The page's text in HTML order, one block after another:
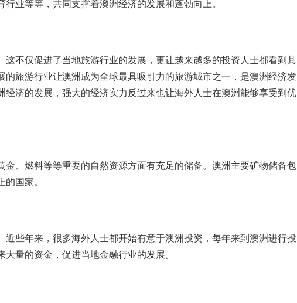
业等等，共同支撑着澳洲经济的发展和蓬勃向上。
不仅促进了当地旅游行业的发展，更让越来越多的投资人士都看到其
旅游行业让澳洲成为全球最具吸引力的旅游城市之一，是澳洲经济发
经济的发展，强大的经济实力反过来也让海外人士在澳洲能够享受到优
、燃料等等重要的自然资源方面有充足的储备。澳洲主要矿物储备包
国家。
些年来，很多海外人士都开始有意于澳洲投资，每年来到澳洲进行投
量的资金，促进当地金融行业的发展。